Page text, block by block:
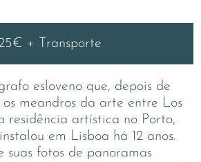
+ Transporte
esloveno que, depois de
meandros da arte entre Los
residência artística no Porto,
em Lisboa há 12 anos.
suas fotos de panoramas